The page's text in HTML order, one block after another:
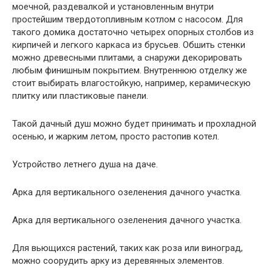
моечной, раздевалкой и установленным внутри
простейшим твердотопливным котлом с насосом. Для
такого домика достаточно четырех опорных столбов из
кирпичей и легкого каркаса из брусьев. Обшить стенки
можно древесными плитами, а снаружи декорировать
любым финишным покрытием. Внутреннюю отделку же
стоит выбирать влагостойкую, например, керамическую
плитку или пластиковые панели.
Такой дачный душ можно будет принимать и прохладной
осенью, и жарким летом, просто растопив котел.
Устройство летнего душа на даче.
Арка для вертикального озеленения дачного участка.
Арка для вертикального озеленения дачного участка.
Для вьющихся растений, таких как роза или виноград,
можно соорудить арку из деревянных элементов.